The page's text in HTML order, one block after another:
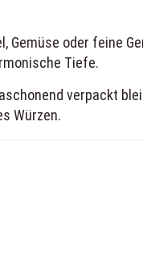
Gemüse oder feine
Tiefe.
verpackt
Würzen.